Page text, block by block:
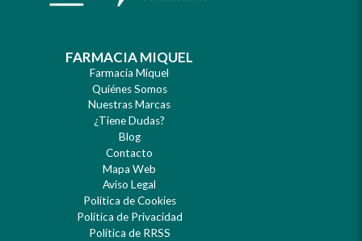
FARMACIA MIQUEL
Farmacia Miquel
Quiénes Somos
Nuestras Marcas
¿Tiene Dudas?
Blog
Contacto
Mapa Web
Aviso Legal
Política de Cookies
Política de Privacidad
Política de RRSS